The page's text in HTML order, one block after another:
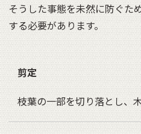
そうした事態を未然に防ぐた
する必要があります。
剪定
枝葉の一部を切り落とし、